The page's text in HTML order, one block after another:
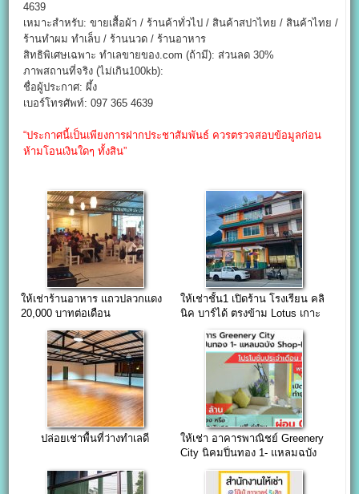
4639
เหมาะสำหรับ: ขายเสื้อผ้า / ร้านค้าทั่วไป / สินค้าสปาไทย / สินค้าไทย /
ร้านทำผม ทำเล็บ / ร้านนวด / ร้านอาหาร
สิทธิพิเศษเฉพาะ ทำเลขายของ.com (ถ้ามี): ส่วนลด 30%
ภาพสถานที่จริง (ไม่เกิน100kb):
ชื่อผู้ประกาศ: ผึ้ง
เบอร์โทรศัพท์: 097 365 4639
“ประกาศนี้เป็นเพียงการฝากประชาสัมพันธ์ ควรตรวจสอบข้อมูลก่อน
ห้ามโอนเงินใดๆ ทั้งสิน”
ให้เช่าร้านอาหาร แถวปลวกแดง
20,000 บาทต่อเดือน
ให้เช่าชั้น1 เปิดร้าน โรงเรียน คลิ
นิค บาร์ได้ ตรงข้าม Lotus เกาะ
ปล่อยเช่าพื้นที่ว่างทำเลดี
ให้เช่า อาคารพาณิชย์ Greenery
City นิคมปิ่นทอง 1- แหลมฉบัง